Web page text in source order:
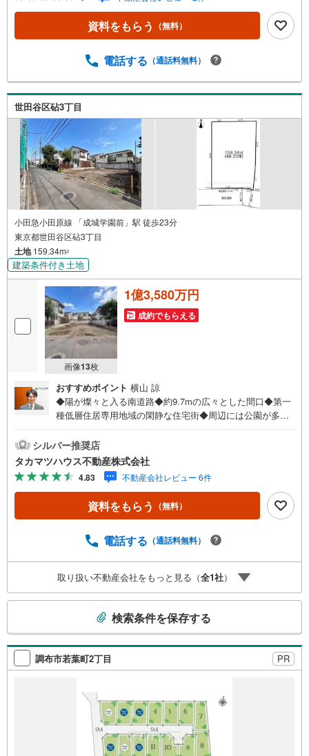
おります◆「明正小学校」まで徒歩約15分◆お買い物に便
利！「サミットストア 喜多見駅前店」まで徒歩約8分◆緑
豊かな「都立祖師谷公園」まで徒歩約19分！休日の楽しみ
話が繋がりやすくなっております。ぜひお気軽にご連絡下
（無料）」ボタンよりご希望の日時をご記入いただけます
とスムーズにご案内が可能です。【ウィル不動産販売はこ
こが強み】（1）住宅ローンに精通しており、社内にローン
専門部署があります！（2）施工実績多数のリフォーム部門
も社内にあります！（3）定休日なし！
資料をもらう （無料）
電話する （通話料無料）
世田谷区砧3丁目
小田急小田原線 「成城学園前」駅 徒歩23分
東京都世田谷区砧3丁目
土地159.34m2
建築条件付き土地
画像13枚
1億3,580万円
成約でもらえる
おすすめポイント 横山 諒
◆陽が燦々と入る南道路◆約9.7mの広々とした間口◆第一
種低層住居専用地域の閑静な住宅街◆周辺には公園が多
グストア・公園が徒歩10分圏内 ～ライフインフォ
メーション～■世田谷区立山野小学校・・・・・・・約800
m（徒歩10分）■世田谷区立砧中学校・・・・・・・・約14
00m（徒歩18分）■サミットストア砧店・・・・・・・・約
750m（徒歩10分）■セブンイレブン世田谷砧3丁目店・・
約450m（徒歩6分）■クリエイトS・D世田谷砧店・・・・
約600m（徒歩8分）■関東中央病院・・・・・・・・・・・
シルバー推奨店
タカマツハウス不動産株式会社
4.83 不動産会社レビュー 6件
資料をもらう （無料）
電話する （通話料無料）
取り扱い不動産会社をもっと見る（全1社）
検
索
条
検索条件を保存する
調布市若葉町2丁目 PR